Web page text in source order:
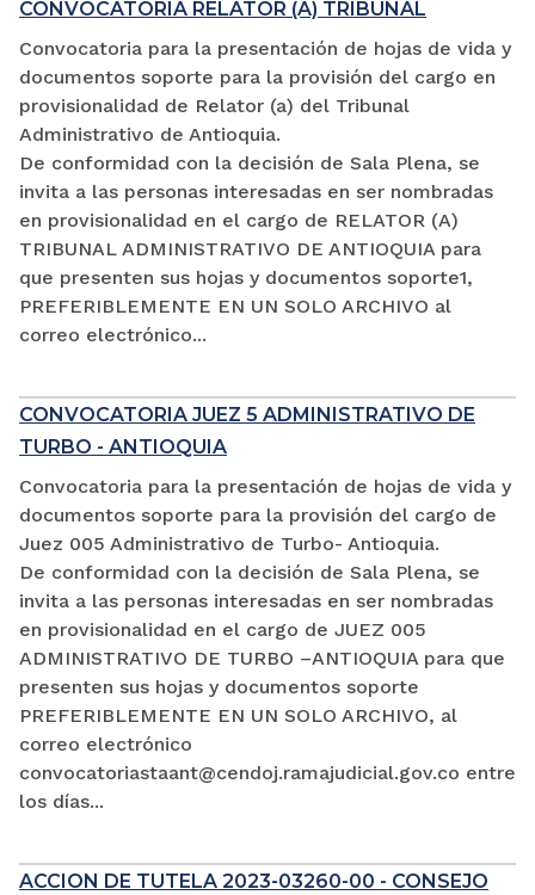
CONVOCATORIA RELATOR (A) TRIBUNAL
Convocatoria para la presentación de hojas de vida y
documentos soporte para la provisión del cargo en
provisionalidad de Relator (a) del Tribunal
Administrativo de Antioquia.
De conformidad con la decisión de Sala Plena, se
invita a las personas interesadas en ser nombradas
en provisionalidad en el cargo de RELATOR (A)
TRIBUNAL ADMINISTRATIVO DE ANTIOQUIA para
que presenten sus hojas y documentos soporte1,
PREFERIBLEMENTE EN UN SOLO ARCHIVO al
correo electrónico...
CONVOCATORIA JUEZ 5 ADMINISTRATIVO DE
TURBO - ANTIOQUIA
Convocatoria para la presentación de hojas de vida y
documentos soporte para la provisión del cargo de
Juez 005 Administrativo de Turbo- Antioquia.
De conformidad con la decisión de Sala Plena, se
invita a las personas interesadas en ser nombradas
en provisionalidad en el cargo de JUEZ 005
ADMINISTRATIVO DE TURBO –ANTIOQUIA para que
presenten sus hojas y documentos soporte
PREFERIBLEMENTE EN UN SOLO ARCHIVO, al
correo electrónico
convocatoriastaant@cendoj.ramajudicial.gov.co entre
los días...
ACCION DE TUTELA 2023-03260-00 - CONSEJO